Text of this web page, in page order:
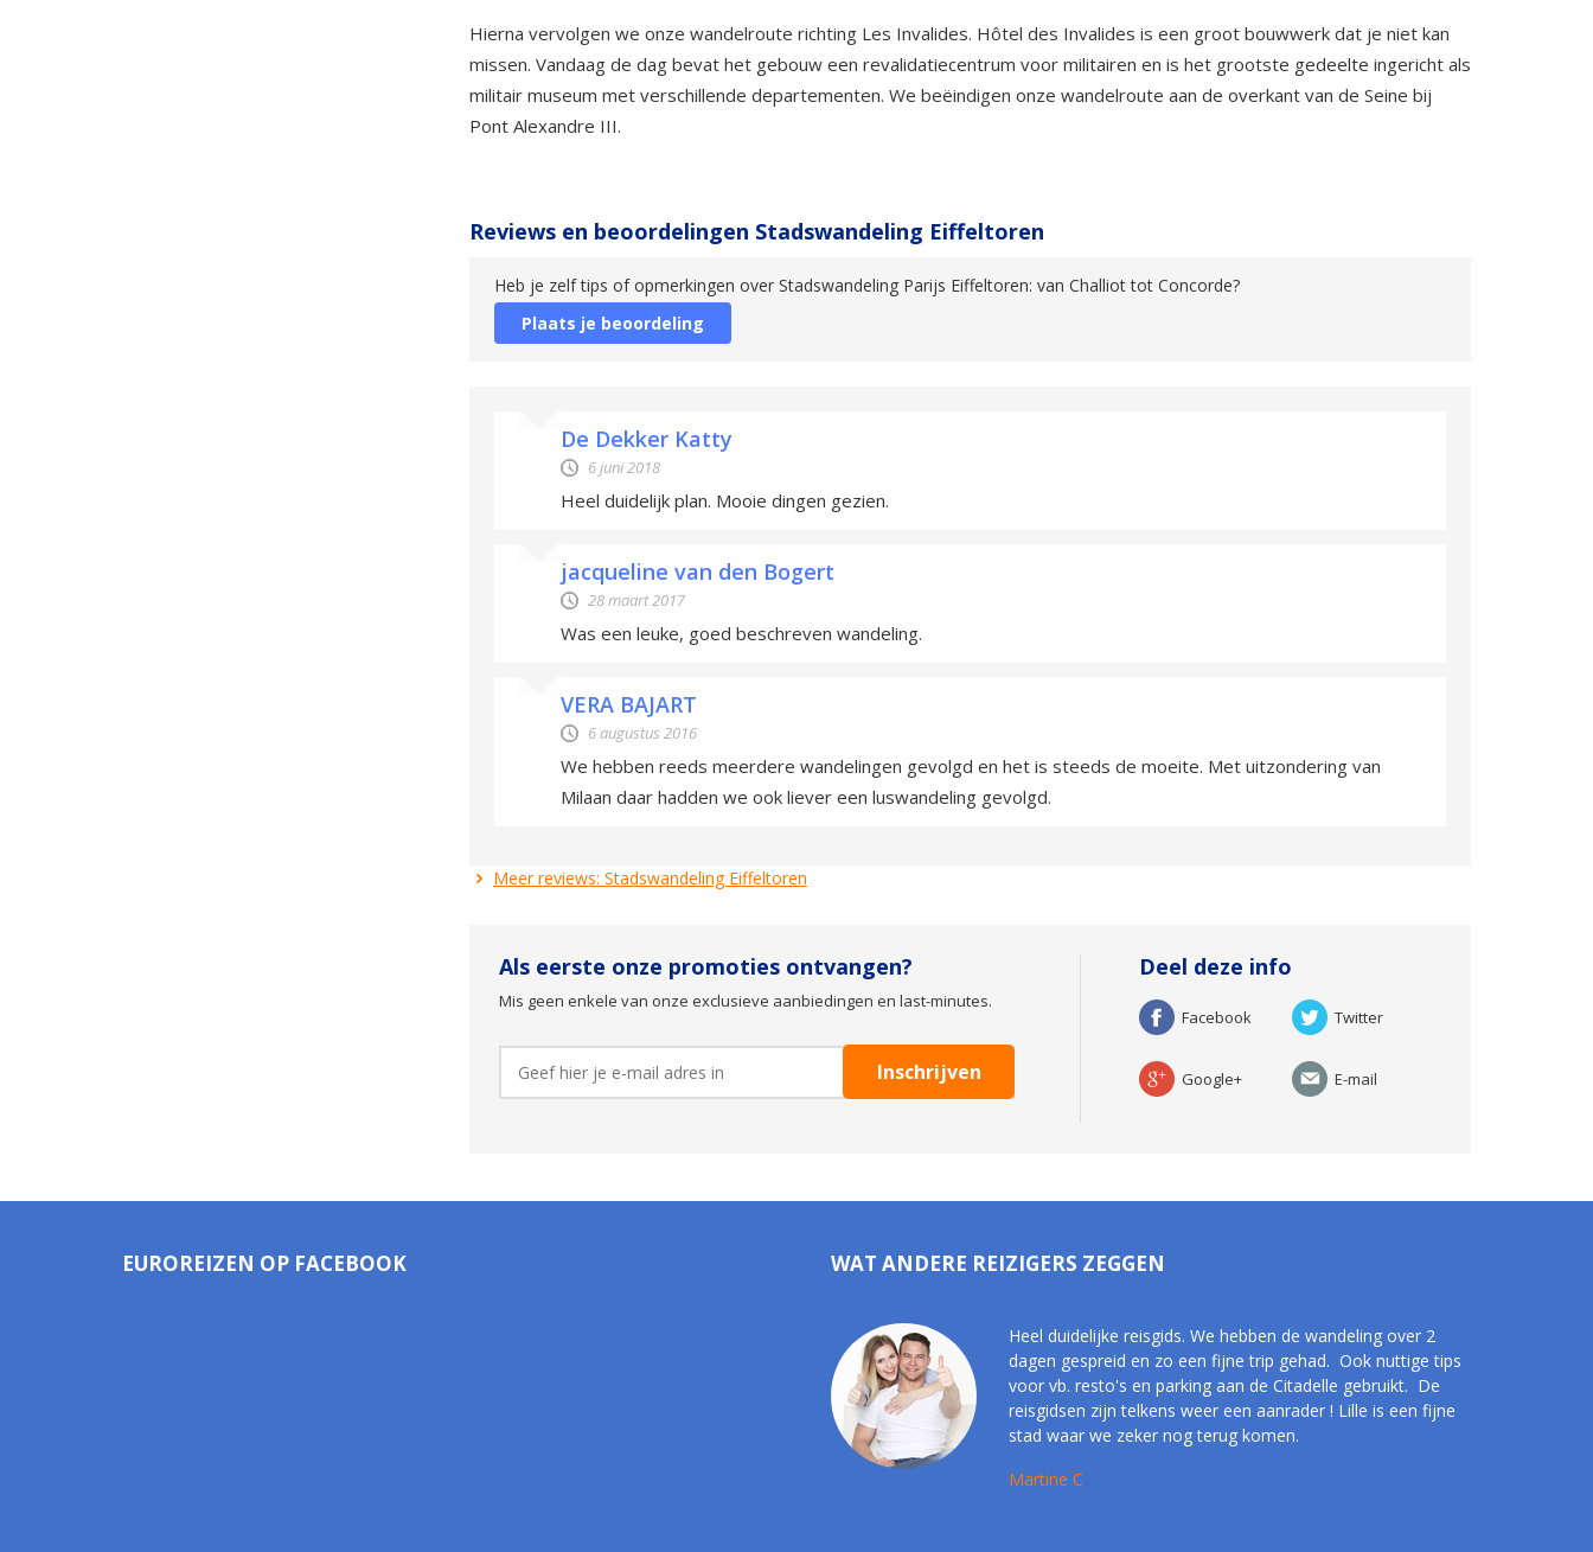
Hierna vervolgen we onze wandelroute richting Les Invalides. Hôtel des Invalides is een groot bouwwerk dat je niet kan
missen. Vandaag de dag bevat het gebouw een revalidatiecentrum voor militairen en is het grootste gedeelte ingericht als
militair museum met verschillende departementen. We beëindigen onze wandelroute aan de overkant van de Seine bij
Pont Alexandre III.
Reviews en beoordelingen Stadswandeling Eiffeltoren
Heb je zelf tips of opmerkingen over Stadswandeling Parijs Eiffeltoren: van Challiot tot Concorde?
Plaats je beoordeling
De Dekker Katty
6 juni 2018
Heel duidelijk plan. Mooie dingen gezien.
jacqueline van den Bogert
28 maart 2017
Was een leuke, goed beschreven wandeling.
VERA BAJART
6 augustus 2016
We hebben reeds meerdere wandelingen gevolgd en het is steeds de moeite. Met uitzondering van
Milaan daar hadden we ook liever een luswandeling gevolgd.
Meer reviews: Stadswandeling Eiffeltoren
Als eerste onze promoties ontvangen?
Mis geen enkele van onze exclusieve aanbiedingen en last-minutes.
Deel deze info
Facebook Twitter
Google+ E-mail
EUROREIZEN OP FACEBOOK WAT ANDERE REIZIGERS ZEGGEN
Heel duidelijke reisgids. We hebben de wandeling over 2
dagen gespreid en zo een fijne trip gehad. Ook nuttige tips
voor vb. resto's en parking aan de Citadelle gebruikt. De
reisgidsen zijn telkens weer een aanrader ! Lille is een fijne
stad waar we zeker nog terug komen.
Martine C